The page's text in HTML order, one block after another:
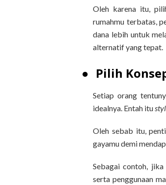
Oleh karena itu,
rumahmu terbatas,
dana lebih untuk
alternatif yang tepat.
● Pilih
Setiap orang
idealnya. Entah itu
Oleh sebab itu,
gayamu demi
Sebagai contoh,
serta penggunaan